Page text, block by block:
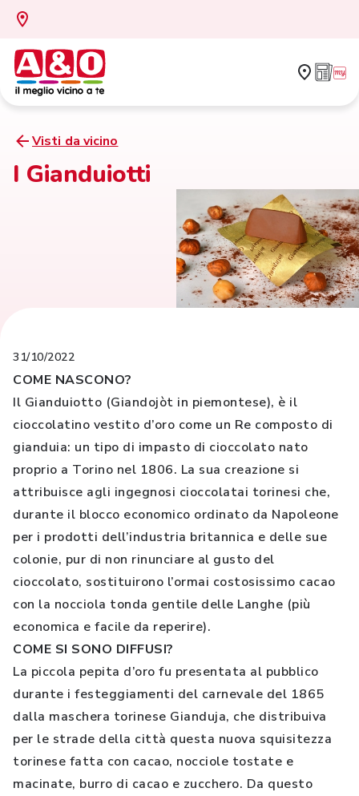
Visti da vicino
I Gianduiotti
31/10/2022
COME NASCONO?
Il Gianduiotto (Giandojòt in piemontese), è il
cioccolatino vestito d’oro come un Re composto di
gianduia: un tipo di impasto di cioccolato nato
proprio a Torino nel 1806. La sua creazione si
attribuisce agli ingegnosi cioccolatai torinesi che,
durante il blocco economico ordinato da Napoleone
per i prodotti dell’industria britannica e delle sue
colonie, pur di non rinunciare al gusto del
cioccolato, sostituirono l’ormai costosissimo cacao
con la nocciola tonda gentile delle Langhe (più
economica e facile da reperire).
COME SI SONO DIFFUSI?
La piccola pepita d’oro fu presentata al pubblico
durante i festeggiamenti del carnevale del 1865
dalla maschera torinese Gianduja, che distribuiva
per le strade della città questa nuova squisitezza
torinese fatta con cacao, nocciole tostate e
macinate, burro di cacao e zucchero. Da questo